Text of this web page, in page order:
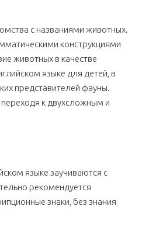
карточках:
с названиями животных.
конструкциями
животных в качестве
языке для детей, в
представителей фауны.
к двухсложным и
языке заучиваются с
рекомендуется
знаки, без знания